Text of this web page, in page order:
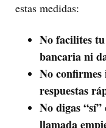
estas medidas:
No facilites
bancaria ni
No
respuestas
No digas
llamada